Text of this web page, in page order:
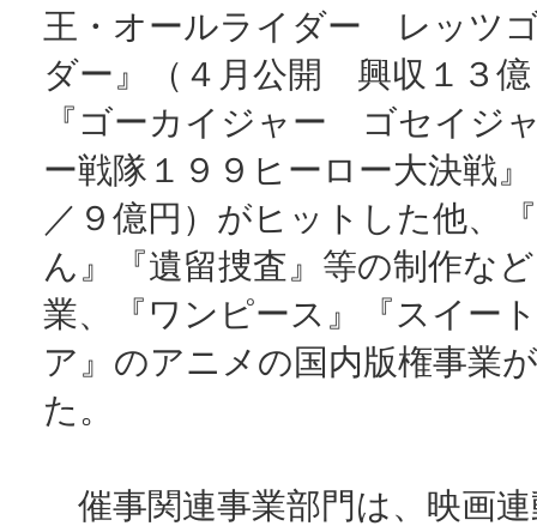
王・オールライダー レッツ
ダー』（４月公開 興収１３億
『ゴーカイジャー ゴセイジ
ー戦隊１９９ヒーロー大決戦
／９億円）がヒットした他、
ん』『遺留捜査』等の制作な
業、『ワンピース』『スイー
ア』のアニメの国内版権事業
た。
催事関連事業部門は、映画